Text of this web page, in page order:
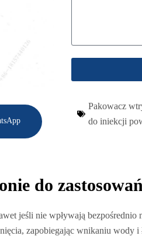
Pakowacz
do iniekcji
do
jeśli nie wpływają
zapobiegając wnikaniu